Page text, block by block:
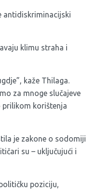
antidiskriminacijski
klimu straha i
kaže Thilaga.
za mnoge slučajeve
prilikom korištenja
je zakone o sodomiji
su – uključujući i
poziciju,